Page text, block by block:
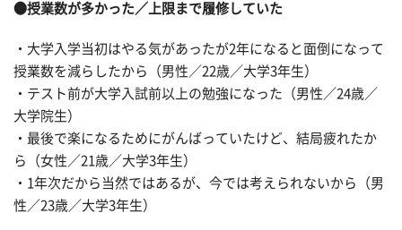
●授業数が多かった／上限まで履修していた
・大学入学当初はやる気があったが2年になると面倒になって
授業数を減らしたから（男性／22歳／大学3年生）
・テスト前が大学入試前以上の勉強になった（男性／24歳／
大学院生）
・最後で楽になるためにがんばっていたけど、結局疲れたか
ら（女性／21歳／大学3年生）
・1年次だから当然ではあるが、今では考えられないから（男
性／23歳／大学3年生）